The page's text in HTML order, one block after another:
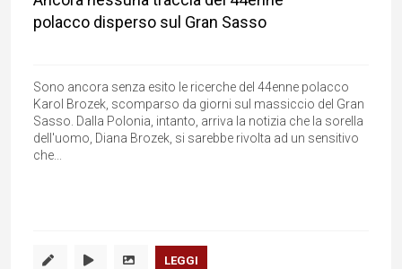
polacco disperso sul Gran Sasso
Sono ancora senza esito le ricerche del 44enne polacco
Karol Brozek, scomparso da giorni sul massiccio del Gran
Sasso. Dalla Polonia, intanto, arriva la notizia che la sorella
dell'uomo, Diana Brozek, si sarebbe rivolta ad un sensitivo
che...
LEGGI